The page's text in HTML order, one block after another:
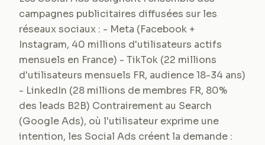
campagnes publicitaires diffusées sur les
réseaux sociaux : - Meta (Facebook +
Instagram, 40 millions d'utilisateurs actifs
mensuels en France) - TikTok (22 millions
d'utilisateurs mensuels FR, audience 18-34 ans)
- LinkedIn (28 millions de membres FR, 80%
des leads B2B) Contrairement au Search
(Google Ads), où l'utilisateur exprime une
intention, les Social Ads créent la demande :